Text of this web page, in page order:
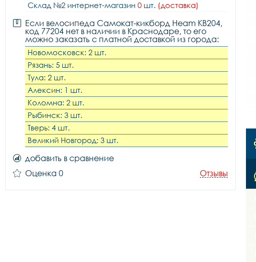
Склад №2 интернет-магазин 0 шт. (доставка)
Если велосипеда Самокат-кикборд Heam KB204,
код 77204 нет в наличии в Краснодаре, то его
можно заказать с платной доставкой из города:
Новомосковск: 2 шт.
Рязань: 5 шт.
Тула: 2 шт.
Алексин: 1 шт.
Коломна: 2 шт.
Рыбинск: 3 шт.
Тверь: 4 шт.
Великий Новгород: 3 шт.
добавить в сравнение
Оценка 0
Отзывы